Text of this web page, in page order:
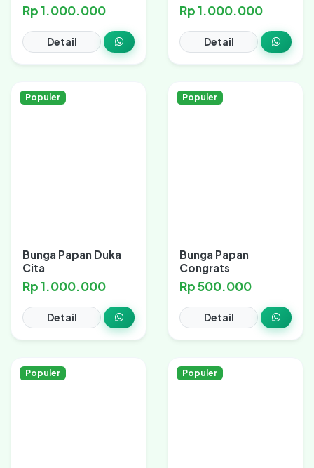
Rp 1.000.000
Detail
Rp 1.000.000
Detail
Populer
Bunga Papan Duka
Cita
Rp 1.000.000
Detail
Populer
Bunga Papan
Congrats
Rp 500.000
Detail
Populer Populer